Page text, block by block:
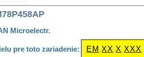
Microelectr.
pre toto zariadenie: EM XX X XXX